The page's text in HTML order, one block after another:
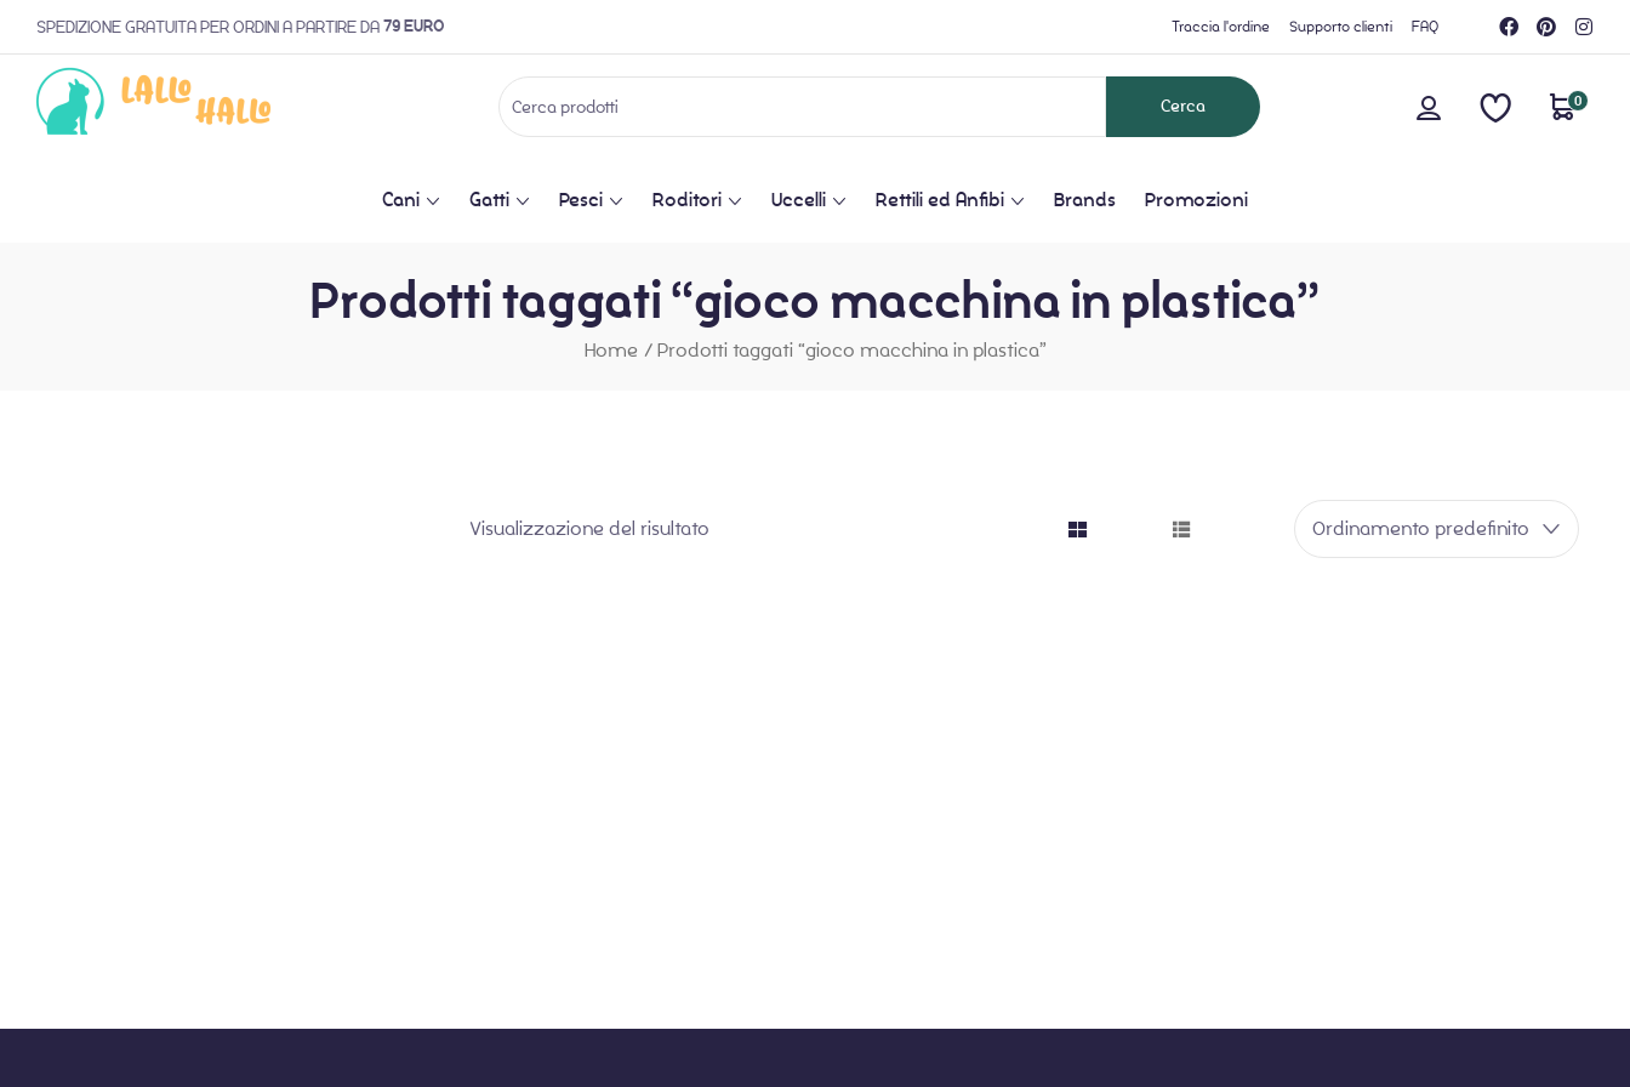
SPEDIZIONE GRATUITA PER ORDINI A PARTIRE DA79 EURO Traccia l'ordine Supporto clienti FAQ
0
Cani Gatti Pesci Roditori Uccelli Rettili ed Anfibi Brands Promozioni
Prodotti taggati “gioco macchina in plastica”
Home / Prodotti taggati “gioco macchina in plastica”
Visualizzazione del risultato list button Ordinamento predefinito